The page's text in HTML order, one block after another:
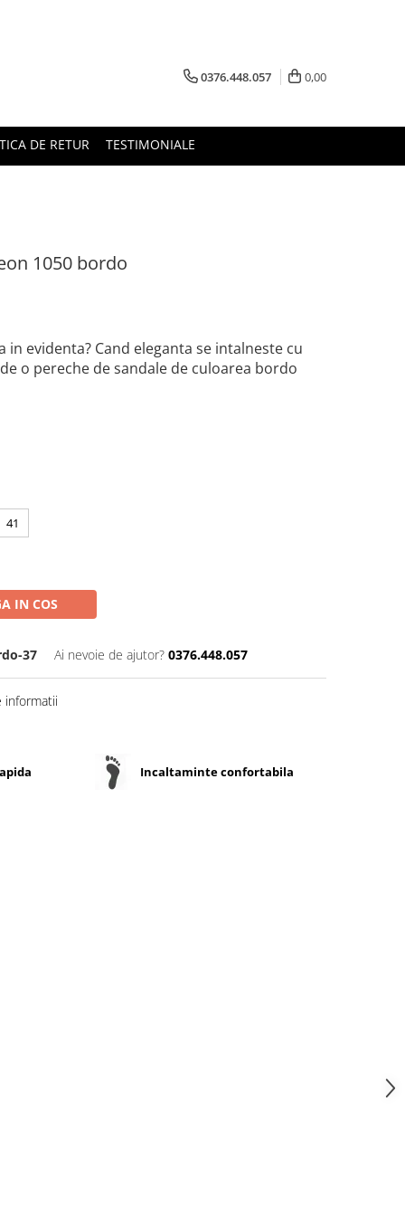
0376.448.057 0,00
DE RETUR TESTIMONIALE
1050 bordo
in evidenta? Cand eleganta se intalneste cu
o pereche de sandale de culoarea bordo
41
IN COS
37 Ai nevoie de ajutor? 0376.448.057
informatii
Incaltaminte confortabila